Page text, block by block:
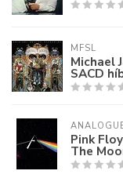
MFSL
Michael
SACD
Pink
The